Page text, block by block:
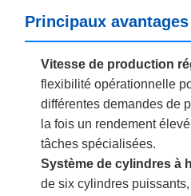
Principaux avantages
Vitesse de production
flexibilité opérationnelle
différentes demandes de
la fois un rendement
tâches spécialisées.
Système de cylindres à
de six cylindres